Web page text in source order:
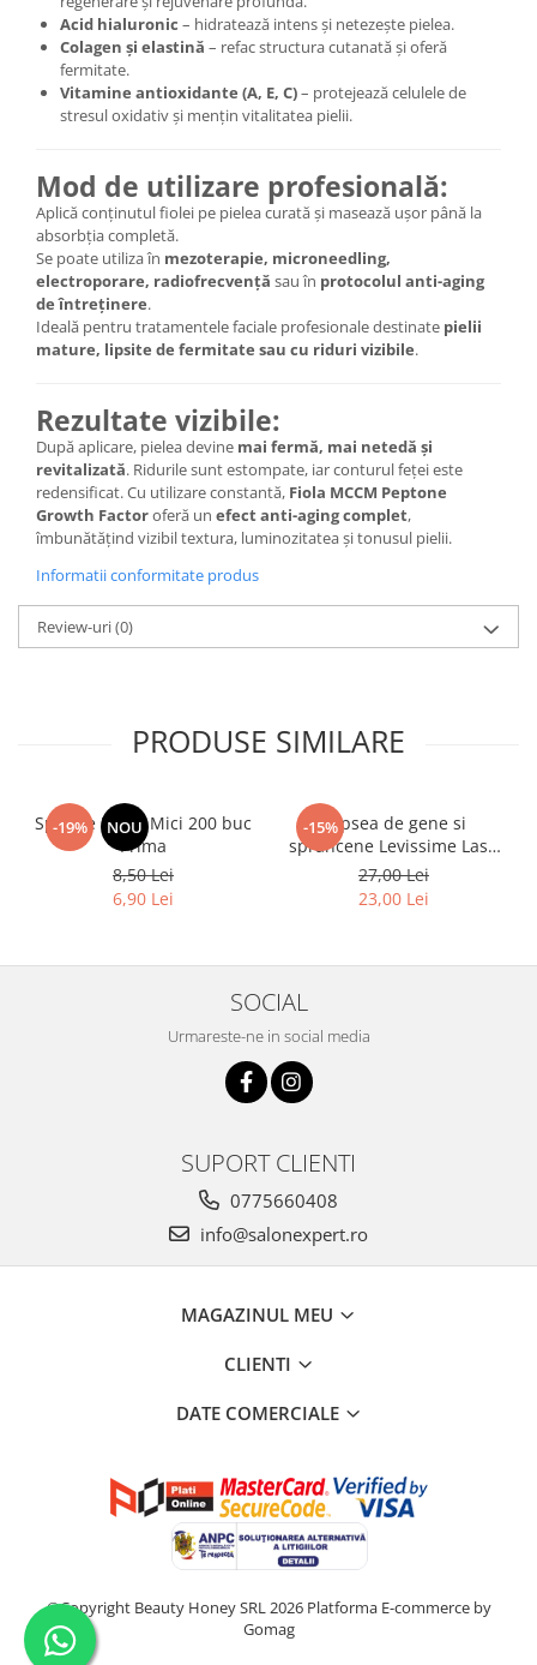
Acid hialuronic – hidratează intens și netezește pielea.
Colagen și elastină – refac structura cutanată și oferă
fermitate.
Vitamine antioxidante (A, E, C)– protejează celulele de
stresul oxidativ și mențin vitalitatea pielii.
Mod de utilizare profesională:
Aplică conținutul fiolei pe pielea curată și masează ușor până la
absorbția completă.
Se poate utiliza în mezoterapie, microneedling,
electroporare, radiofrecvență sau în protocolul anti-aging
de întreținere.
Ideală pentru tratamentele faciale profesionale destinate pielii
mature, lipsite de fermitate sau cu riduri vizibile.
Rezultate vizibile:
După aplicare, pielea devine mai fermă, mai netedă și
revitalizată. Ridurile sunt estompate, iar conturul feței este
redensificat. Cu utilizare constantă, Fiola MCCM Peptone
Growth Factoroferă un efect anti-aging complet,
îmbunătățind vizibil textura, luminozitatea și tonusul pielii.
Informatii conformitate produs
Review-uri(0)
PRODUSE SIMILARE
-19% NOU
Spatule Lemn Mici 200 buc
Prima
8,50 Lei
6,90 Lei
-15%Vopsea de gene si
sprancene Levissime Lash
Color 7-7 Maro Deschis
15ml
27,00 Lei
23,00 Lei
SOCIAL
Urmareste-ne in social media
SUPORT CLIENTI
0775660408
info@salonexpert.ro
MAGAZINUL MEU
CLIENTI
DATE COMERCIALE
©Copyright Beauty Honey SRL 2026 Platforma E-commerce by
Gomag